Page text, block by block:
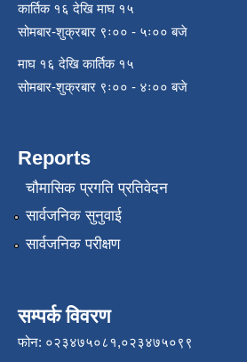
कार्तिक १६ देखि माघ १५
सोमबार-शुक्रबार ९ः०० - ५ः०० बजे
माघ १६ देखि कार्तिक १५
सोमबार-शुक्रबार ९ः०० - ४ः०० बजे
Reports
चौमासिक प्रगति प्रतिवेदन
सार्वजनिक सुनुवाई
सार्वजनिक परीक्षण
सम्पर्क विवरण
फोन: ०२३४७५०८१,०२३४७५०९९